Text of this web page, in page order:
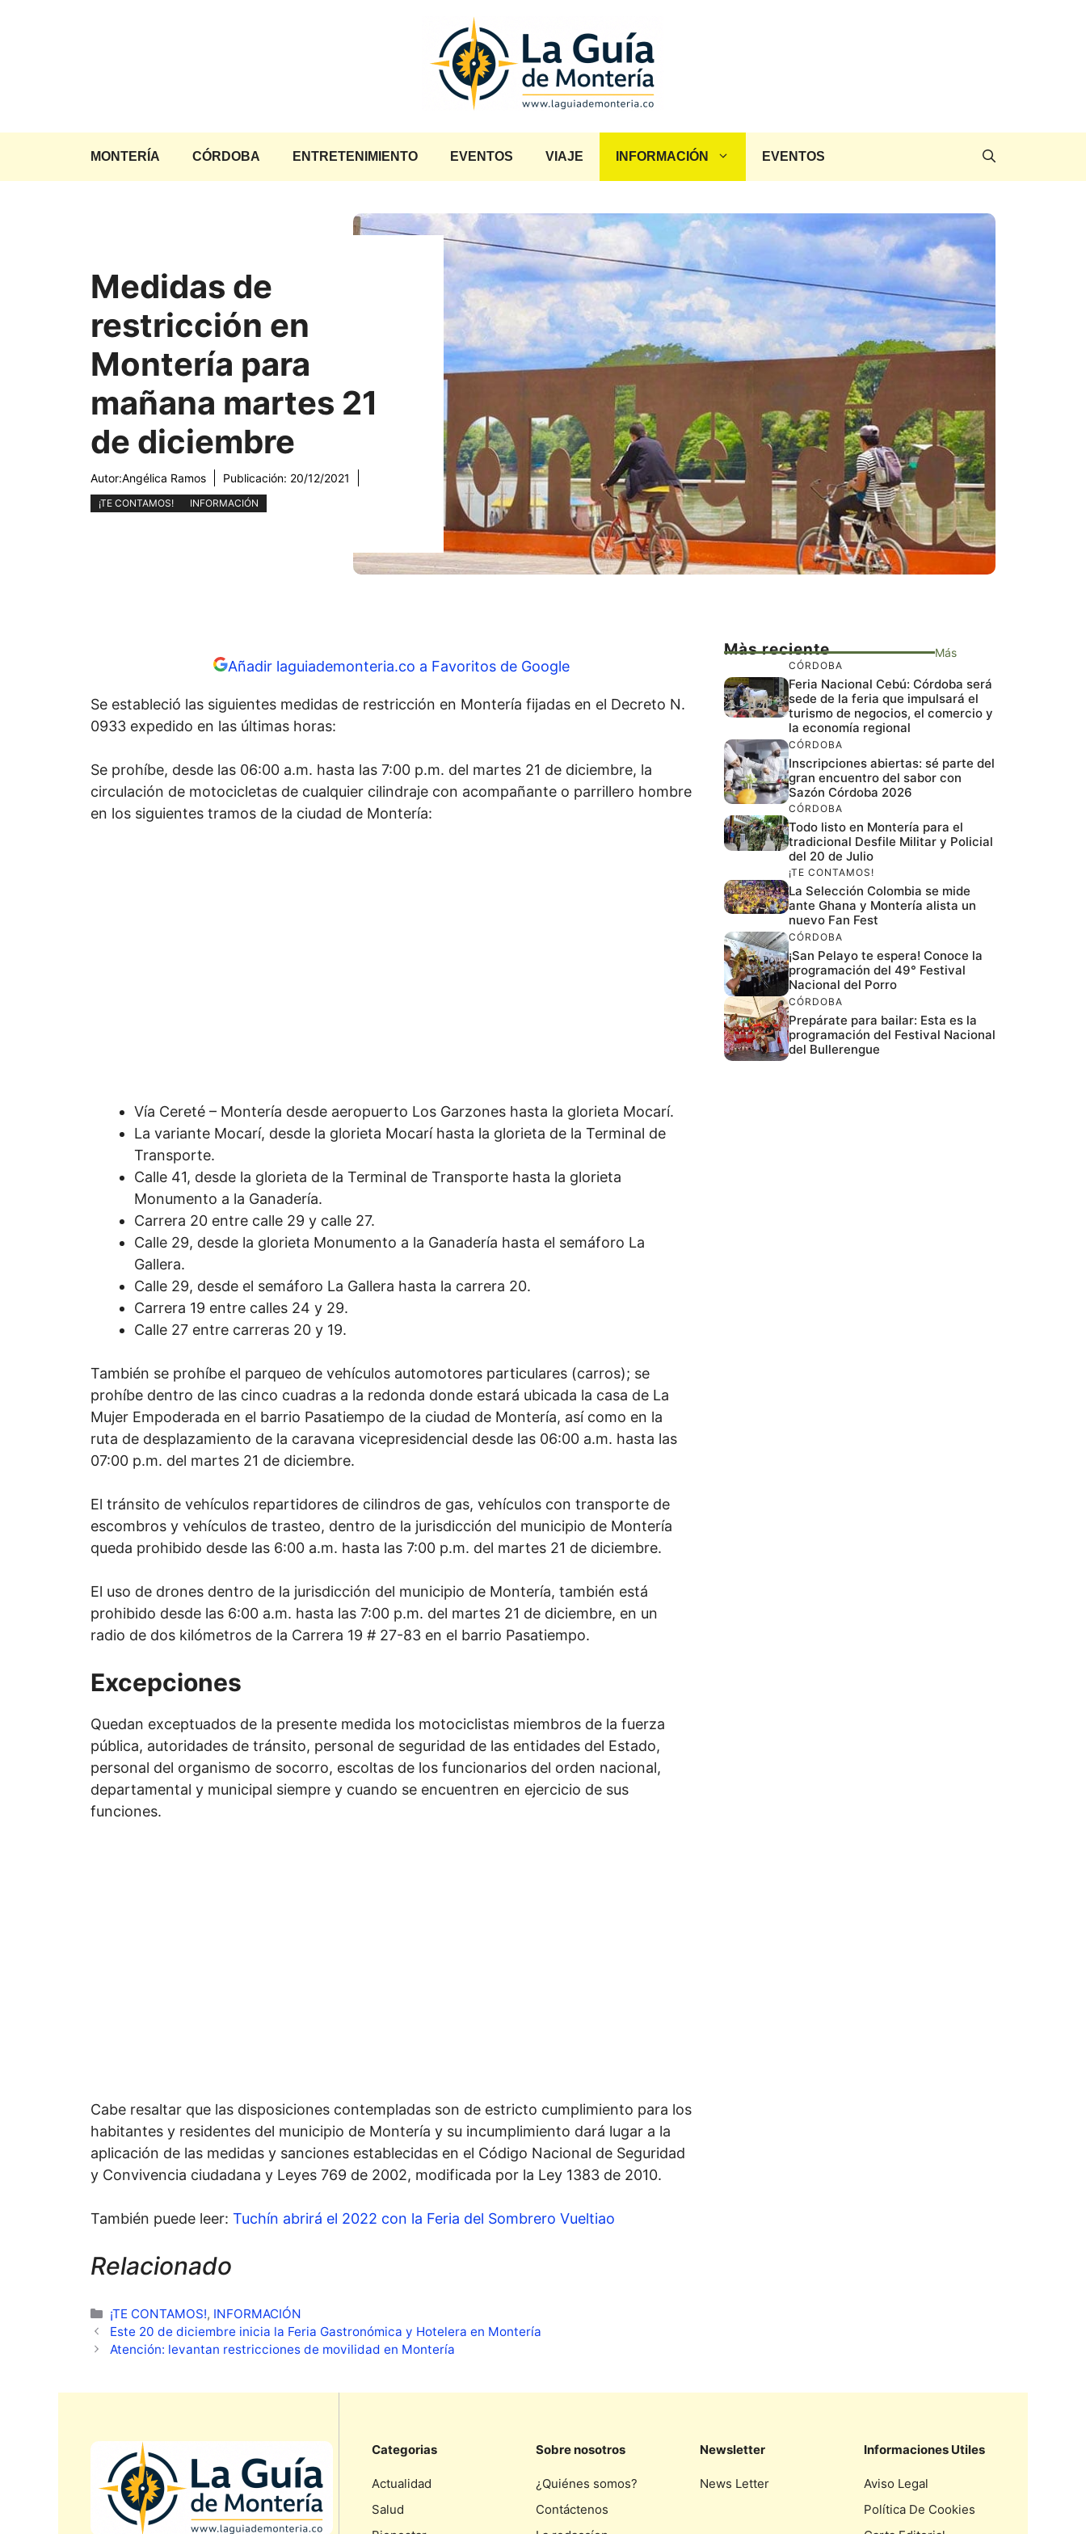
MONTERÍA CÓRDOBA ENTRETENIMIENTO EVENTOS VIAJE INFORMACIÓN EVENTOS
Medidas de
restricción en
Montería para
mañana martes 21
de diciembre
Autor:Angélica Ramos Publicación: 20/12/2021
¡TE CONTAMOS! INFORMACIÓN
Añadir laguiademonteria.co a Favoritos de Google
Se estableció las siguientes medidas de restricción en Montería fijadas en el Decreto N.
0933 expedido en las últimas horas:
Se prohíbe, desde las 06:00 a.m. hasta las 7:00 p.m. del martes 21 de diciembre, la
circulación de motocicletas de cualquier cilindraje con acompañante o parrillero hombre
en los siguientes tramos de la ciudad de Montería:
Vía Cereté – Montería desde aeropuerto Los Garzones hasta la glorieta Mocarí.
La variante Mocarí, desde la glorieta Mocarí hasta la glorieta de la Terminal de
Transporte.
Calle 41, desde la glorieta de la Terminal de Transporte hasta la glorieta
Monumento a la Ganadería.
Carrera 20 entre calle 29 y calle 27.
Calle 29, desde la glorieta Monumento a la Ganadería hasta el semáforo La
Gallera.
Calle 29, desde el semáforo La Gallera hasta la carrera 20.
Carrera 19 entre calles 24 y 29.
Calle 27 entre carreras 20 y 19.
También se prohíbe el parqueo de vehículos automotores particulares (carros); se
prohíbe dentro de las cinco cuadras a la redonda donde estará ubicada la casa de La
Mujer Empoderada en el barrio Pasatiempo de la ciudad de Montería, así como en la
ruta de desplazamiento de la caravana vicepresidencial desde las 06:00 a.m. hasta las
07:00 p.m. del martes 21 de diciembre.
El tránsito de vehículos repartidores de cilindros de gas, vehículos con transporte de
escombros y vehículos de trasteo, dentro de la jurisdicción del municipio de Montería
queda prohibido desde las 6:00 a.m. hasta las 7:00 p.m. del martes 21 de diciembre.
El uso de drones dentro de la jurisdicción del municipio de Montería, también está
prohibido desde las 6:00 a.m. hasta las 7:00 p.m. del martes 21 de diciembre, en un
radio de dos kilómetros de la Carrera 19 # 27-83 en el barrio Pasatiempo.
Excepciones
Quedan exceptuados de la presente medida los motociclistas miembros de la fuerza
pública, autoridades de tránsito, personal de seguridad de las entidades del Estado,
personal del organismo de socorro, escoltas de los funcionarios del orden nacional,
departamental y municipal siempre y cuando se encuentren en ejercicio de sus
funciones.
Cabe resaltar que las disposiciones contempladas son de estricto cumplimiento para los
habitantes y residentes del municipio de Montería y su incumplimiento dará lugar a la
aplicación de las medidas y sanciones establecidas en el Código Nacional de Seguridad
y Convivencia ciudadana y Leyes 769 de 2002, modificada por la Ley 1383 de 2010.
También puede leer: Tuchín abrirá el 2022 con la Feria del Sombrero Vueltiao
Relacionado
Categorías
¡TE CONTAMOS!, INFORMACIÓN
Este 20 de diciembre inicia la Feria Gastronómica y Hotelera en Montería
Atención: levantan restricciones de movilidad en Montería
Màs reciente Más
CÓRDOBA
Feria Nacional Cebú: Córdoba será
sede de la feria que impulsará el
turismo de negocios, el comercio y
la economía regional
CÓRDOBA
Inscripciones abiertas: sé parte del
gran encuentro del sabor con
Sazón Córdoba 2026
CÓRDOBA
Todo listo en Montería para el
tradicional Desfile Militar y Policial
del 20 de Julio
¡TE CONTAMOS!
La Selección Colombia se mide
ante Ghana y Montería alista un
nuevo Fan Fest
CÓRDOBA
¡San Pelayo te espera! Conoce la
programación del 49° Festival
Nacional del Porro
CÓRDOBA
Prepárate para bailar: Esta es la
programación del Festival Nacional
del Bullerengue
Categorias
Actualidad
Salud
Sobre nosotros
¿Quiénes somos?
Contáctenos
Newsletter
News Letter
Informaciones Utiles
Aviso Legal
Política De Cookies